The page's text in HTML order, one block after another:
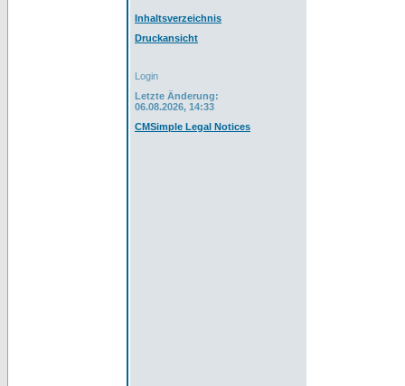
Inhaltsverzeichnis
Druckansicht
Login
Letzte Änderung:
06.08.2026, 14:33
CMSimple Legal Notices